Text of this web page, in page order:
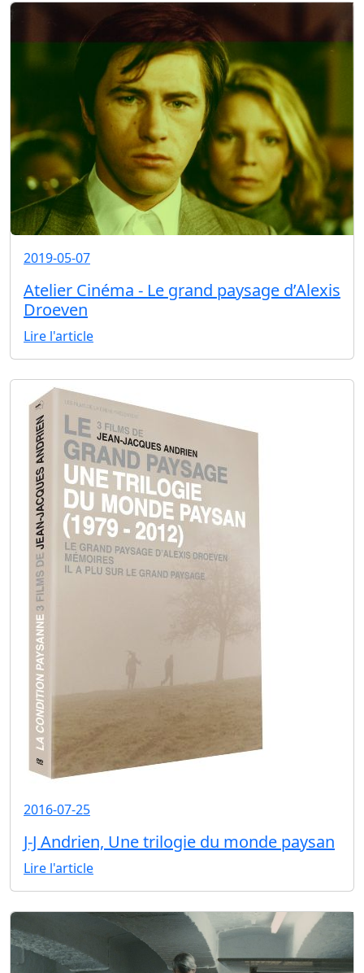
2019-05-07
Atelier Cinéma - Le grand paysage d’Alexis
Droeven
Lire l'article
2016-07-25
J-J Andrien, Une trilogie du monde paysan
Lire l'article